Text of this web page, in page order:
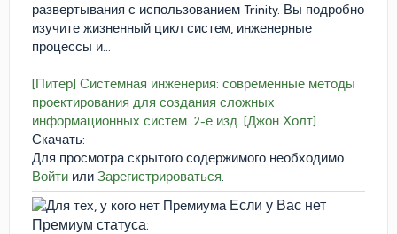
развертывания с использованием Trinity. Вы подробно
изучите жизненный цикл систем, инженерные
процессы и...
[Питер] Системная инженерия: современные методы
проектирования для создания сложных
информационных систем. 2-е изд. [Джон Холт]
Скачать:
Для просмотра скрытого содержимого необходимо
Войти или Зарегистрироваться
Если у Вас нет
Премиум статуса: